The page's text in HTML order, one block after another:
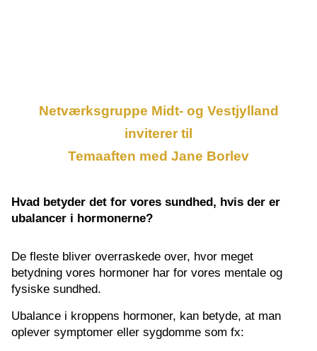
Netværksgruppe Midt- og Vestjylland
inviterer til
Temaaften med Jane Borlev
Hvad betyder det for vores sundhed, hvis der er
ubalancer i hormonerne?
De fleste bliver overraskede over, hvor meget
betydning vores hormoner har for vores mentale og
fysiske sundhed.
Ubalance i kroppens hormoner, kan betyde, at man
oplever symptomer eller sygdomme som fx: